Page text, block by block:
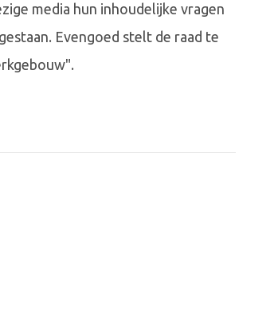
media hun inhoudelijke vragen
Evengoed stelt de raad te